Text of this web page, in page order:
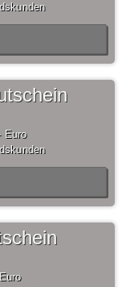
Euro